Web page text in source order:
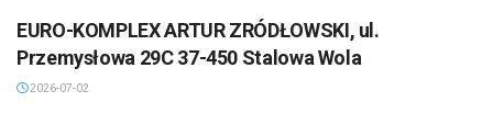
EURO-KOMPLEX ARTUR ZRÓDŁOWSKI, ul.
Przemysłowa 29C 37-450 Stalowa Wola
2026-07-02